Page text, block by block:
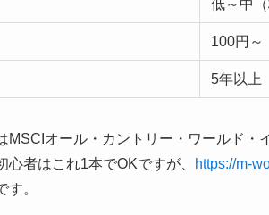
低～中
100円～
5年以上
MSCIオール・カントリー・ワールド
者はこれ1本でOKですが、
https://m-
。